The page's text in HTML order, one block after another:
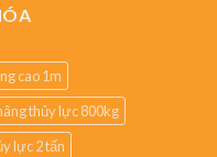
cao 1m
thủy lực 800kg
lực 2 tấn